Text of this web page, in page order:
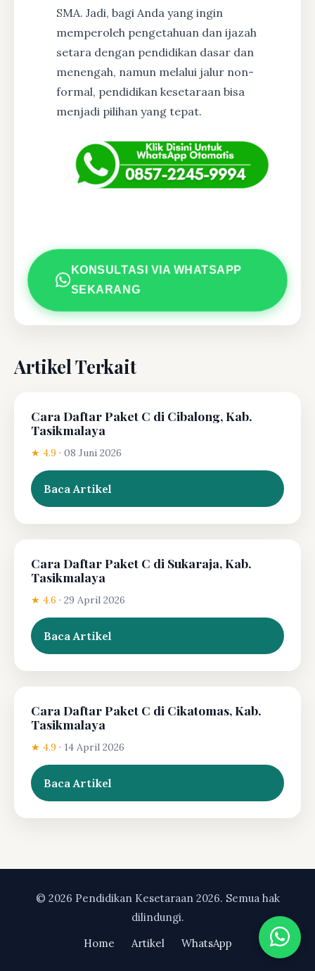
SMA. Jadi, bagi Anda yang ingin
memperoleh pengetahuan dan ijazah
setara dengan pendidikan dasar dan
menengah, namun melalui jalur non-
formal, pendidikan kesetaraan bisa
menjadi pilihan yang tepat.
KONSULTASI VIA WHATSAPP
SEKARANG
Artikel Terkait
Cara Daftar Paket C di Cibalong, Kab.
Tasikmalaya
★ 4.9 · 08 Juni 2026
Baca Artikel
Cara Daftar Paket C di Sukaraja, Kab.
Tasikmalaya
★ 4.6 · 29 April 2026
Baca Artikel
Cara Daftar Paket C di Cikatomas, Kab.
Tasikmalaya
★ 4.9 · 14 April 2026
Baca Artikel
© 2026 Pendidikan Kesetaraan 2026. Semua hak
dilindungi.
Home
Artikel WhatsApp